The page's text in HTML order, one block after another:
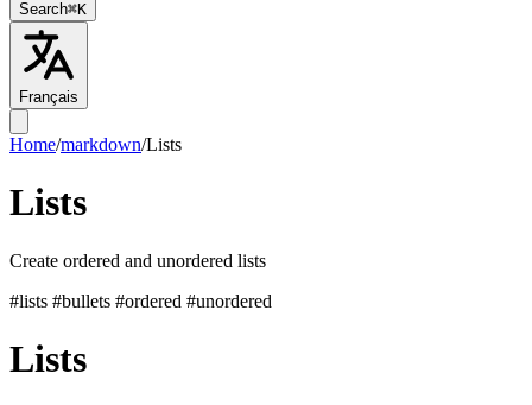
Search⌘K
Français
Home/markdown/Lists
Lists
Create ordered and unordered lists
#lists #bullets #ordered #unordered
Lists